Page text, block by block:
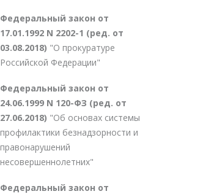
Федеральный закон от
17.01.1992 N 2202-1 (ред. от
03.08.2018) "О прокуратуре
Российской Федерации"
Федеральный закон от
24.06.1999 N 120-ФЗ (ред. от
27.06.2018) "Об основах системы
профилактики безнадзорности и
правонарушений
несовершеннолетних"
Федеральный закон от